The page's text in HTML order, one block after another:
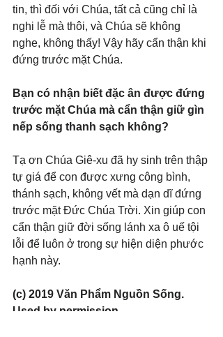
tin, thì đối với Chúa, tất cả cũng chỉ là
nghi lễ mà thôi, và Chúa sẽ không
nghe, không thấy! Vậy hãy cẩn thận khi
đứng trước mặt Chúa.
Bạn có nhận biết đặc ân được đứng
trước mặt Chúa mà cẩn thận giữ gìn
nếp sống thanh sạch không?
Tạ ơn Chúa Giê-xu đã hy sinh trên thập
tự giá để con được xưng công bình,
thánh sạch, không vết mà dạn dĩ đứng
trước mặt Đức Chúa Trời. Xin giúp con
cẩn thận giữ đời sống lánh xa ô uế tội
lỗi để luôn ở trong sự hiện diện phước
hạnh này.
(c) 2019 Văn Phẩm Nguồn Sống.
Used by permission.